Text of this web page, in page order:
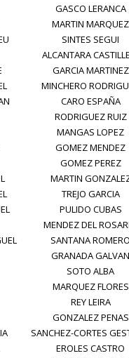
GASCO LERANCA
MARTIN MARQUEZ
SINTES SEGUI
ALCANTARA
GARCIA MARTINEZ
MINCHERO
CARO ESPAÑA
RODRIGUEZ RUIZ
MANGAS LOPEZ
GOMEZ MENDEZ
GOMEZ PEREZ
MARTIN
TREJO GARCIA
PULIDO CUBAS
MENDEZ DEL
SANTANA
GRANADA
SOTO ALBA
MARQUEZ FLORES
REY LEIRA
GONZALEZ PENAS
SANCHEZ-CORTES
EROLES CASTRO